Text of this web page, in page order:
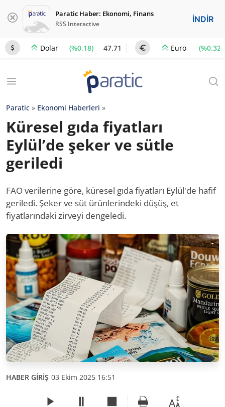
Paratic Haber: Ekonomi, Finans
RSS Interactive İNDİR
Dolar (%0.18) 47.71 Euro (%0.32)
Paratic » Ekonomi Haberleri »
Küresel gıda fiyatları
Eylül’de şeker ve sütle
geriledi
FAO verilerine göre, küresel gıda fiyatları Eylül'de hafif
geriledi. Şeker ve süt ürünlerindeki düşüş, et
fiyatlarındaki zirveyi dengeledi.
HABER GİRİŞ 03 Ekim 2025 16:51